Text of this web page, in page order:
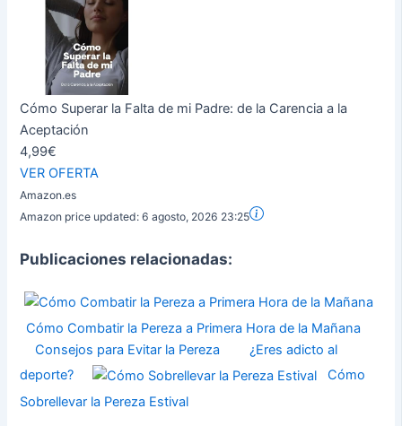
Cómo Superar la Falta de mi Padre: de la Carencia a la
Aceptación
4,99€
VER OFERTA
Amazon.es
Amazon price updated:6 agosto, 2026 23:25
Publicaciones relacionadas:
Cómo Combatir la Pereza a Primera Hora de la Mañana
Consejos para Evitar la Pereza
¿Eres adicto al
deporte?
Cómo
Sobrellevar la Pereza Estival